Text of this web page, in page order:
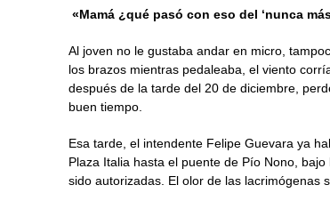
«Mamá ¿qué pasó con eso del ‘nunca
Al joven no le gustaba andar en micro,
los brazos mientras pedaleaba, el viento
después de la tarde del 20 de diciembre,
buen tiempo.
Esa tarde, el intendente Felipe Guevara ya
Plaza Italia hasta el puente de Pío Nono,
sido autorizadas. El olor de las lacrimógenas